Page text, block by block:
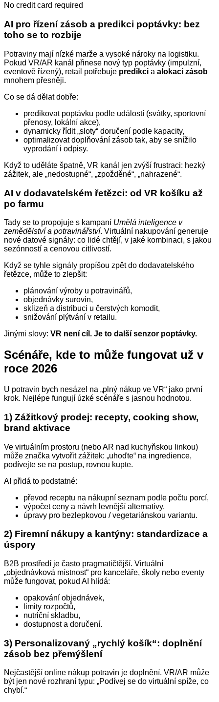
No credit card required
AI pro řízení zásob a predikci poptávky: bez
toho se to rozbije
Potraviny mají nízké marže a vysoké nároky na logistiku.
Pokud VR/AR kanál přinese nový typ poptávky (impulzní,
eventově řízený), retail potřebuje predikci a alokaci zásob
mnohem přesněji.
Co se dá dělat dobře:
predikovat poptávku podle událostí (svátky, sportovní
přenosy, lokální akce),
dynamicky řídit „sloty“ doručení podle kapacity,
optimalizovat doplňování zásob tak, aby se snížilo
vyprodání i odpisy.
Když to uděláte špatně, VR kanál jen zvýší frustraci: hezký
zážitek, ale „nedostupné“, „zpožděné“, „nahrazené“.
AI v dodavatelském řetězci: od VR košíku až
po farmu
Tady se to propojuje s kampaní Umělá inteligence v
zemědělství a potravinářství. Virtuální nakupování generuje
nové datové signály: co lidé chtějí, v jaké kombinaci, s jakou
sezónností a cenovou citlivostí.
Když se tyhle signály propíšou zpět do dodavatelského
řetězce, může to zlepšit:
plánování výroby u potravinářů,
objednávky surovin,
sklizeň a distribuci u čerstvých komodit,
snižování plýtvání v retailu.
Jinými slovy: VR není cíl. Je to další senzor poptávky.
Scénáře, kde to může fungovat už v
roce 2026
U potravin bych nesázel na „plný nákup ve VR“ jako první
krok. Nejlépe fungují úzké scénáře s jasnou hodnotou.
1) Zážitkový prodej: recepty, cooking show,
brand aktivace
Ve virtuálním prostoru (nebo AR nad kuchyňskou linkou)
může značka vytvořit zážitek: „uhoďte“ na ingredience,
podívejte se na postup, rovnou kupte.
AI přidá to podstatné:
převod receptu na nákupní seznam podle počtu porcí,
výpočet ceny a návrh levnější alternativy,
úpravy pro bezlepkovou / vegetariánskou variantu.
2) Firemní nákupy a kantýny: standardizace a
úspory
B2B prostředí je často pragmatičtější. Virtuální
„objednávková místnost“ pro kanceláře, školy nebo eventy
může fungovat, pokud AI hlídá:
opakování objednávek,
limity rozpočtů,
nutriční skladbu,
dostupnost a doručení.
3) Personalizovaný „rychlý košík“: doplnění
zásob bez přemýšlení
Nejčastější online nákup potravin je doplnění. VR/AR může
být jen nové rozhraní typu: „Podívej se do virtuální spíže, co
chybí.“